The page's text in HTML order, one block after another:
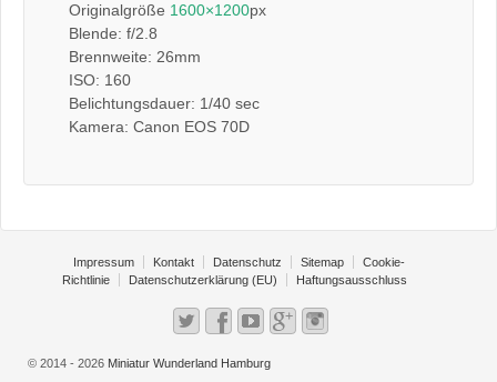
Originalgröße 1600×1200px
Blende: f/2.8
Brennweite: 26mm
ISO: 160
Belichtungsdauer: 1/40 sec
Kamera: Canon EOS 70D
Impressum Kontakt Datenschutz Sitemap
Cookie-
Richtlinie
Datenschutzerklärung (EU) Haftungsausschluss
© 2014 - 2026 Miniatur Wunderland Hamburg